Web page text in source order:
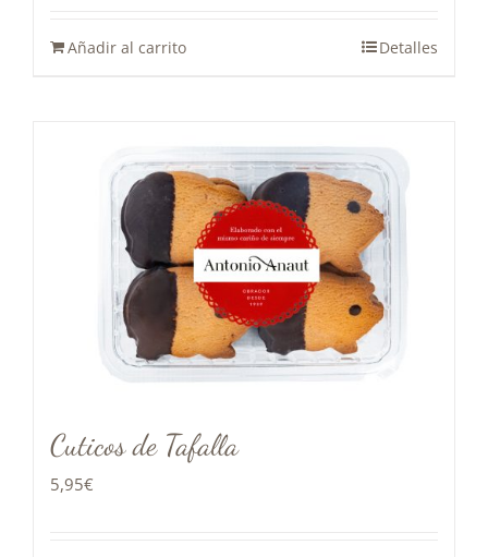
Añadir al carrito Detalles
Cuticos de Tafalla
5,95€